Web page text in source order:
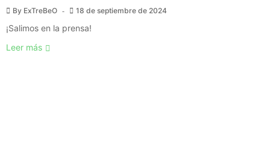
By ExTreBeO 18 de septiembre de 2024
¡Salimos en la prensa!
Leer más